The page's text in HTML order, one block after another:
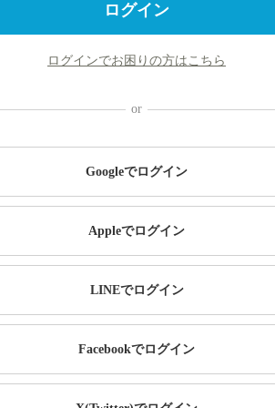
ログイン
ログインでお困りの方はこちら
Googleでログイン
Appleでログイン
LINEでログイン
Facebookでログイン